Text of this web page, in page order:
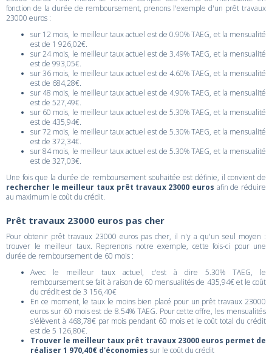
fonction de la durée de remboursement, prenons l'exemple d'un prêt travaux
23000 euros :
sur 12 mois, le meilleur taux actuel est de 0.90% TAEG, et la mensualité
est de 1 926,02€.
sur 24 mois, le meilleur taux actuel est de 3.49% TAEG, et la mensualité
est de 993,05€.
sur 36 mois, le meilleur taux actuel est de 4.60% TAEG, et la mensualité
est de 684,28€.
sur 48 mois, le meilleur taux actuel est de 4.90% TAEG, et la mensualité
est de 527,49€.
sur 60 mois, le meilleur taux actuel est de 5.30% TAEG, et la mensualité
est de 435,94€.
sur 72 mois, le meilleur taux actuel est de 5.30% TAEG, et la mensualité
est de 372,34€.
sur 84 mois, le meilleur taux actuel est de 5.30% TAEG, et la mensualité
est de 327,03€.
Une fois que la durée de remboursement souhaitée est définie, il convient de
rechercher le meilleur taux prêt travaux 23000 euros afin de réduire
au maximum le coût du crédit.
Prêt travaux 23000 euros pas cher
Pour obtenir prêt travaux 23000 euros pas cher, il n'y a qu'un seul moyen :
trouver le meilleur taux. Reprenons notre exemple, cette fois-ci pour une
durée de remboursement de 60 mois :
Avec le meilleur taux actuel, c'est à dire 5.30% TAEG, le
remboursement se fait à raison de 60 mensualités de 435,94€ et le coût
du crédit est de 3 156,40€
En ce moment, le taux le moins bien placé pour un prêt travaux 23000
euros sur 60 mois est de 8.54% TAEG. Pour cette offre, les mensualités
s'élèvent à 468,78€ par mois pendant 60 mois et le coût total du crédit
est de 5 126,80€.
Trouver le meilleur taux prêt travaux 23000 euros permet de
réaliser 1 970,40€ d'économies sur le coût du crédit